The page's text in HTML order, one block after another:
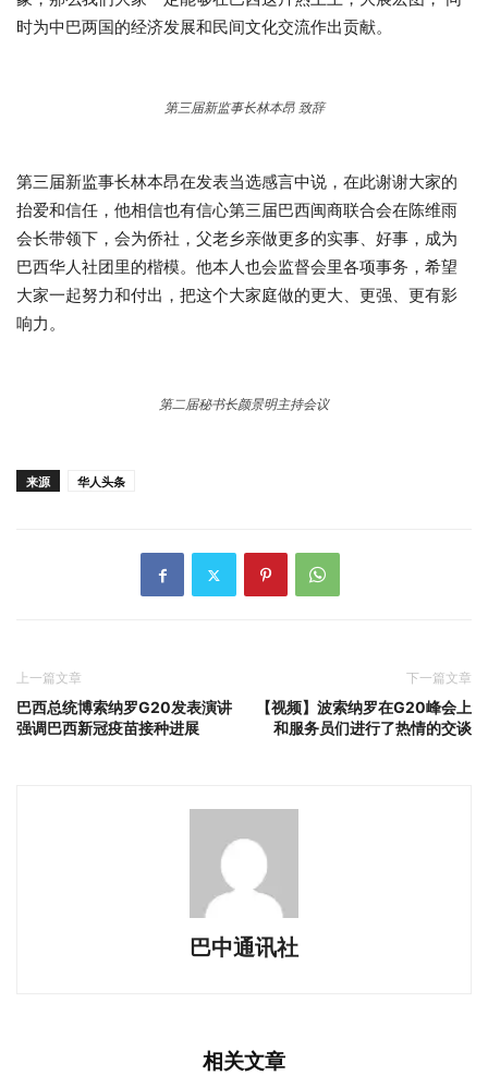
时为中巴两国的经济发展和民间文化交流作出贡献。
第三届新监事长林本昂 致辞
第三届新监事长林本昂在发表当选感言中说，在此谢谢大家的
抬爱和信任，他相信也有信心第三届巴西闽商联合会在陈维雨
会长带领下，会为侨社，父老乡亲做更多的实事、好事，成为
巴西华人社团里的楷模。他本人也会监督会里各项事务，希望
大家一起努力和付出，把这个大家庭做的更大、更强、更有影
响力。
第二届秘书长颜景明主持会议
来源 华人头条
上一篇文章
巴西总统博索纳罗G20发表演讲
强调巴西新冠疫苗接种进展
下一篇文章
【视频】波索纳罗在G20峰会上
和服务员们进行了热情的交谈
巴中通讯社
相关文章